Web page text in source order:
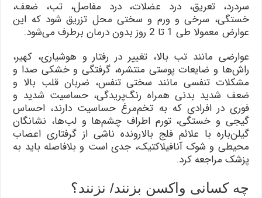
سردرد، تعریق، درد عضلات، درد مفاصل، تب، ضعف،
خستگی، سرخی و ورم و سختی محل تزریق شود که این
عوارض معمولا طی 1 تا 2 روز بدون درمان برطرف می‌شود.
عوارضی مانند تب بالا، تغییر در رفتار و هوشیاری، کهیر،
راش‌ها و ضایعات پوستی منتشره، گرفتگی و خشکی صدا و
مشکلات تنفسی مانند سختی تنفس، ضربان قلب بالا و
ضعف شدید بدنی همراه رنگ‌پریدگی، حساسیت شدید و
فوری در افرادی که به تخم‌مرغ حساسیت دارند، احساس
گیجی و خستگی، تورم اطراف چشم‌ها و لب‌ها، نشانگان
گیلن‌باره با علائم فلج بالارونده ناشی از گرفتاری اعصاب
محیطی و شوک آنافیلاکتیک، جدی است و بلافاصله باید به
پزشک مراجعه کرد.
چه کسانی واکسن بزنند/ نزنند؟